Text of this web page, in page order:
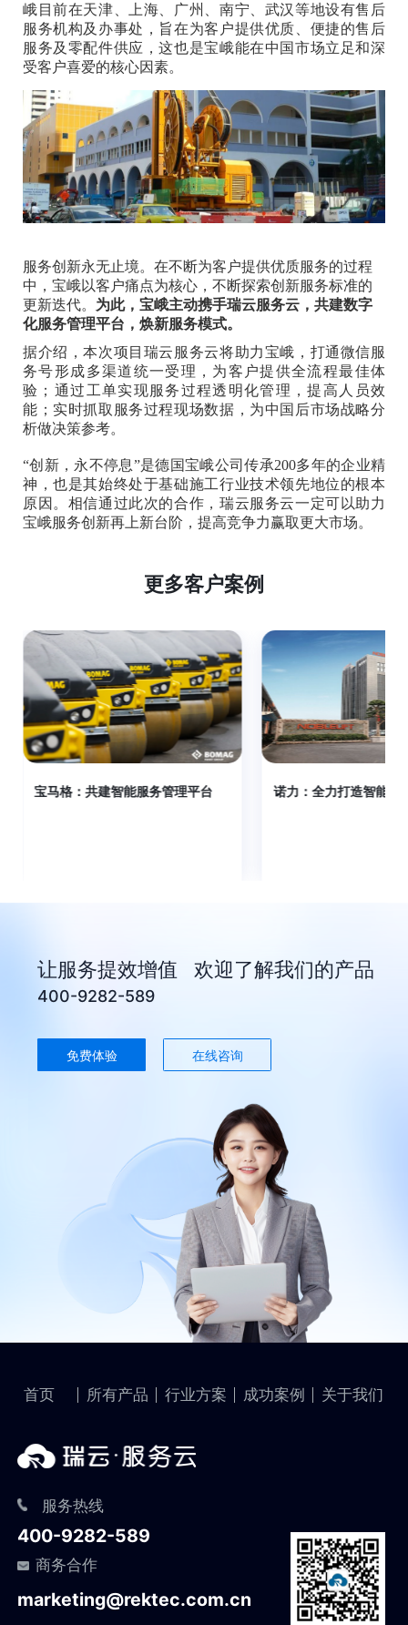
峨目前在天津、上海、广州、南宁、武汉等地设有售后
服务机构及办事处，旨在为客户提供优质、便捷的售后
服务及零配件供应，这也是宝峨能在中国市场立足和深
受客户喜爱的核心因素。
服务创新永无止境。在不断为客户提供优质服务的过程
中，宝峨以客户痛点为核心，不断探索创新服务标准的
更新迭代。 为此，宝峨主动携手瑞云服务云，共建数字
化服务管理平台，焕新服务模式。
据介绍，本次项目瑞云服务云将助力宝峨，打通微信服
务号形成多渠道统一受理，为客户提供全流程最佳体
验；通过工单实现服务过程透明化管理，提高人员效
能；实时抓取服务过程现场数据，为中国后市场战略分
析做决策参考。
“创新，永不停息”是德国宝峨公司传承200多年的企业精
神，也是其始终处于基础施工行业技术领先地位的根本
原因。相信通过此次的合作，瑞云服务云一定可以助力
宝峨服务创新再上新台阶，提高竞争力赢取更大市场。
更多客户案例
宝马格：共建智能服务管理平台 诺力：全力打造智能服
让服务提效增值 欢迎了解我们的产品
400-9282-589
免费体验 在线咨询
首页 所有产品 行业方案 成功案例 关于我们
服务热线
400-9282-589
商务合作
marketing@rektec.com.cn